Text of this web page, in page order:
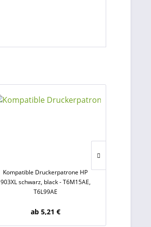
Kompatible Druckerpatrone HP
903XL schwarz, black - T6M15AE,
T6L99AE
ab 5,21 €